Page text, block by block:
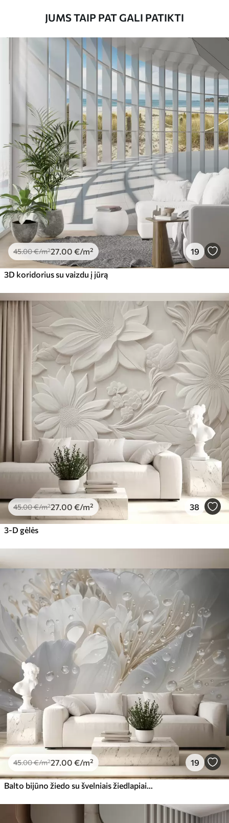
Taikymo būdas Sklandus taikymas
Turimos medžiagos
Standartas
.00 /m²
Premiumas
56.6734.00€/m²
Premium vinilas
65.0039.00€/m²
Peel and Stick
81.6548.99 €/m²
JUMS TAIP PAT GALI PATIKTI
45.00€/m²27 .00 €/m² 19
3D koridorius su vaizdu į jūrą
45.00€/m²27 .00 €/m² 38
3-D gėlės
45.00€/m²27 .00 €/m² 19